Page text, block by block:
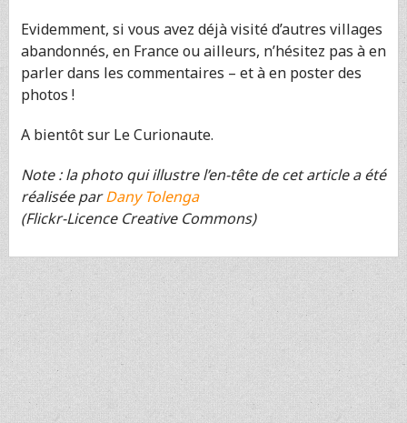
Evidemment, si vous avez déjà visité d’autres villages
abandonnés, en France ou ailleurs, n’hésitez pas à en
parler dans les commentaires – et à en poster des
photos !
A bientôt sur Le Curionaute.
Note : la photo qui illustre l’en-tête de cet article a été
réalisée parDany Tolenga
(Flickr-Licence Creative Commons)